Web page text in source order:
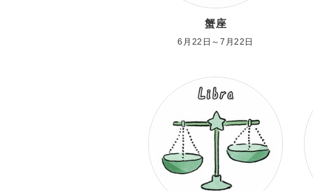
蟹座
6月22日～7月22日